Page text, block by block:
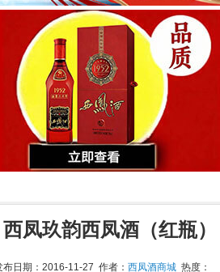
西凤玖韵西凤酒（红瓶）
布日期：2016-11-27 作者： 西凤酒商城热度：